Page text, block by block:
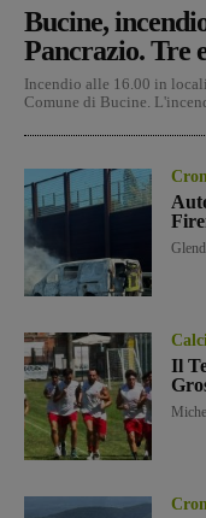
Bucine,
Pancrazio. Tre
Incendio alle 16.00 in
Comune di Bucine.
Il